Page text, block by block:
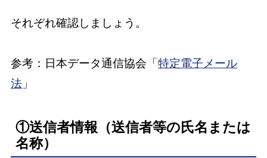
それぞれ確認しましょう。
参考：日本データ通信協会「 特定電子メール
法」
①送信者情報（送信者等の氏名または
名称）